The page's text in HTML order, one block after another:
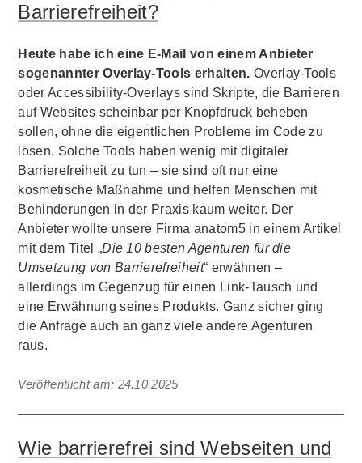
Barrierefreiheit?
Heute habe ich eine E-Mail von einem Anbieter
sogenannter Overlay-Tools erhalten. Overlay-Tools
oder Accessibility-Overlays sind Skripte, die Barrieren
auf Websites scheinbar per Knopfdruck beheben
sollen, ohne die eigentlichen Probleme im Code zu
lösen. Solche Tools haben wenig mit digitaler
Barrierefreiheit zu tun – sie sind oft nur eine
kosmetische Maßnahme und helfen Menschen mit
Behinderungen in der Praxis kaum weiter. Der
Anbieter wollte unsere Firma anatom5 in einem Artikel
mit dem Titel „Die 10 besten Agenturen für die
Umsetzung von Barrierefreiheit“ erwähnen –
allerdings im Gegenzug für einen Link-Tausch und
eine Erwähnung seines Produkts. Ganz sicher ging
die Anfrage auch an ganz viele andere Agenturen
raus.
Veröffentlicht am: 24.10.2025
Wie barrierefrei sind Webseiten und